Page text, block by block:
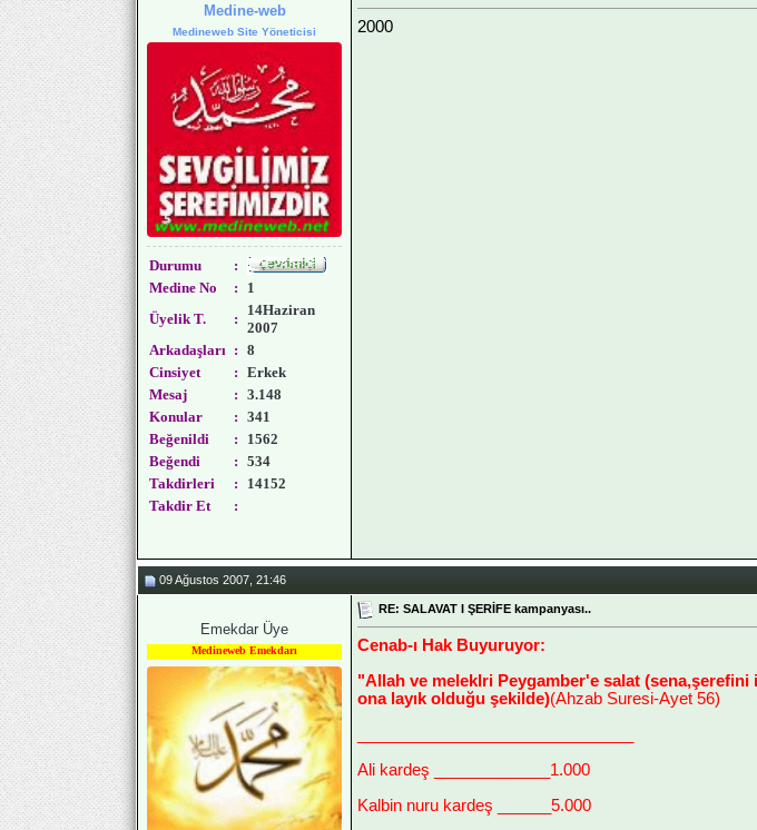
Medine-web
Medineweb Site Yöneticisi
Durumu
:
Medine No
:
1
Üyelik T.
:
14Haziran
2007
Arkadaşları : 8
Cinsiyet
: Erkek
Mesaj
: 3.148
Konular
: 341
Beğenildi
:
1562
Beğendi
: 534
Takdirleri
:
14152
Takdir Et
:
2000
09 Ağustos 2007, 21:46
Emekdar Üye
Medineweb Emekdarı
RE: SALAVAT I ŞERİFE kampanyası..
Cenab-ı Hak Buyuruyor:
"Allah ve meleklri Peygamber'e salat
ona layık olduğu şekilde)(Ahzab Suresi-Ayet 56)
Ali kardeş _____________1.000
Kalbin nuru kardeş ______5.000